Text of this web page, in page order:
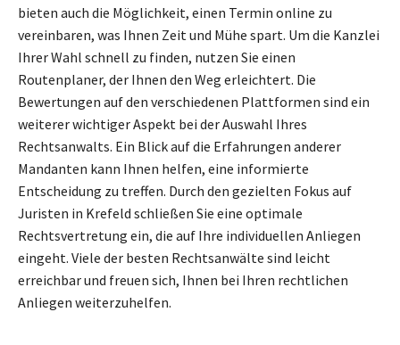
bieten auch die Möglichkeit, einen Termin online zu
vereinbaren, was Ihnen Zeit und Mühe spart. Um die Kanzlei
Ihrer Wahl schnell zu finden, nutzen Sie einen
Routenplaner, der Ihnen den Weg erleichtert. Die
Bewertungen auf den verschiedenen Plattformen sind ein
weiterer wichtiger Aspekt bei der Auswahl Ihres
Rechtsanwalts. Ein Blick auf die Erfahrungen anderer
Mandanten kann Ihnen helfen, eine informierte
Entscheidung zu treffen. Durch den gezielten Fokus auf
Juristen in Krefeld schließen Sie eine optimale
Rechtsvertretung ein, die auf Ihre individuellen Anliegen
eingeht. Viele der besten Rechtsanwälte sind leicht
erreichbar und freuen sich, Ihnen bei Ihren rechtlichen
Anliegen weiterzuhelfen.